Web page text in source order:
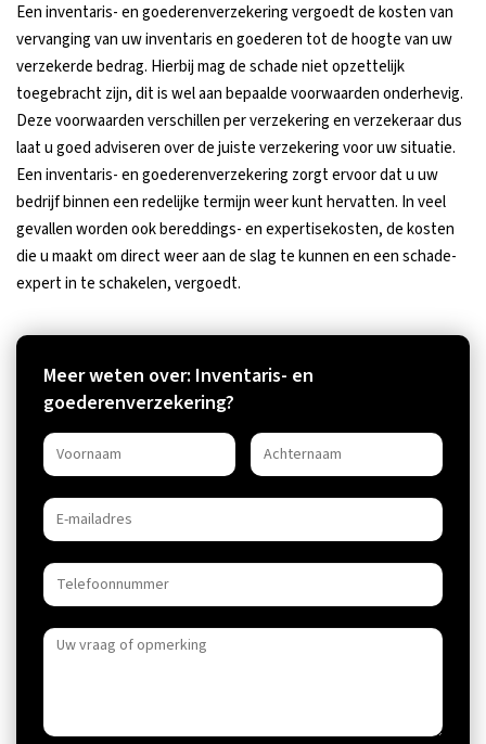
Een inventaris- en goederenverzekering vergoedt de kosten van
vervanging van uw inventaris en goederen tot de hoogte van uw
verzekerde bedrag. Hierbij mag de schade niet opzettelijk
toegebracht zijn, dit is wel aan bepaalde voorwaarden onderhevig.
Deze voorwaarden verschillen per verzekering en verzekeraar dus
laat u goed adviseren over de juiste verzekering voor uw situatie.
Een inventaris- en goederenverzekering zorgt ervoor dat u uw
bedrijf binnen een redelijke termijn weer kunt hervatten. In veel
gevallen worden ook bereddings- en expertisekosten, de kosten
die u maakt om direct weer aan de slag te kunnen en een schade-
expert in te schakelen, vergoedt.
Meer weten over: Inventaris- en
goederenverzekering?